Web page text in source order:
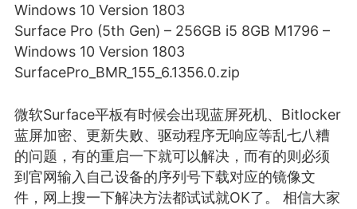
游戏 兴趣 美图
Windows 10 Version 1803
Surface Pro (5th Gen) – 256GB i5 8GB M1796 –
Windows 10 Version 1803
SurfacePro_BMR_155_6.1356.0.zip
微软Surface平板有时候会出现蓝屏死机、Bitlocker
蓝屏加密、更新失败、驱动程序无响应等乱七八糟
的问题，有的重启一下就可以解决，而有的则必须
到官网输入自己设备的序列号下载对应的镜像文
件，网上搜一下解决方法都试试就OK了。 相信大家